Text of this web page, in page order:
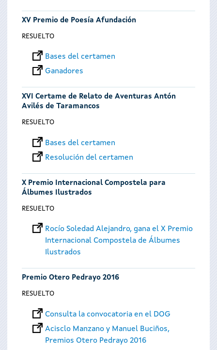
XV Premio de Poesía Afundación
RESUELTO
Bases del certamen
Ganadores
XVI Certame de Relato de Aventuras Antón
Avilés de Taramancos
RESUELTO
Bases del certamen
Resolución del certamen
X Premio Internacional Compostela para
Álbumes Ilustrados
RESUELTO
Rocío Soledad Alejandro, gana el X Premio
Internacional Compostela de Álbumes
Ilustrados
Premio Otero Pedrayo 2016
RESUELTO
Consulta la convocatoria en el DOG
Acisclo Manzano y Manuel Buciños,
Premios Otero Pedrayo 2016